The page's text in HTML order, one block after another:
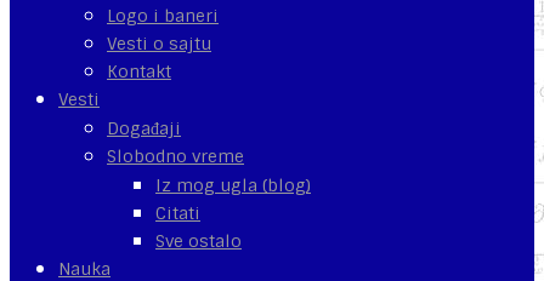
Logo i baneri
Vesti o sajtu
Kontakt
Vesti
Događaji
Slobodno vreme
Iz mog ugla (blog)
Citati
Sve ostalo
Nauka